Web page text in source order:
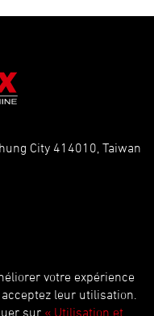
City 414010, Taiwan
Designedby Lets
votre expérience
leur utilisation.
sur « Utilisation et